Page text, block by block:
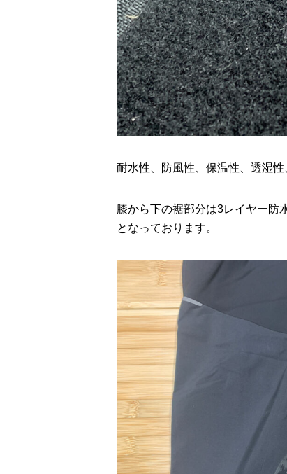
耐水性、防風性、保温性、透湿
膝から下の裾部分は3レイヤー防
となっております。